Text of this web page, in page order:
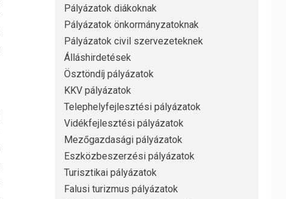
Pályázatok diákoknak
Pályázatok önkormányzatoknak
Pályázatok civil szervezeteknek
Álláshirdetések
Ösztöndíj pályázatok
KKV pályázatok
Telephelyfejlesztési pályázatok
Vidékfejlesztési pályázatok
Mezőgazdasági pályázatok
Eszközbeszerzési pályázatok
Turisztikai pályázatok
Falusi turizmus pályázatok